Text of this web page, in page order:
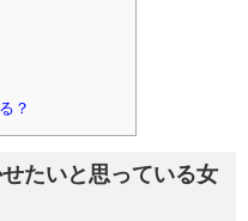
？
たいと思っている女